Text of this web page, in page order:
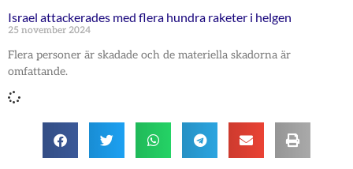
Israel attackerades med flera hundra raketer i helgen
25 november 2024
Flera personer är skadade och de materiella skadorna är
omfattande.